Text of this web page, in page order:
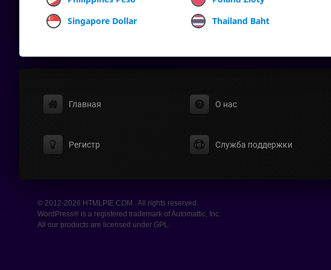
Singapore Dollar
Thailand Baht
Главная О нас
Регистр Служба поддержки
© 2012-2026 HTMLPIE.COM . All rights reserved.
WordPress® is a registered trademark of Automattic, Inc.
All our products are licensed under GPL.